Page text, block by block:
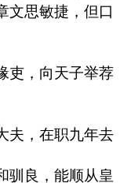
文思敏捷，但口
吏，向天子举荐
夫，在职九年去
驯良，能顺从皇